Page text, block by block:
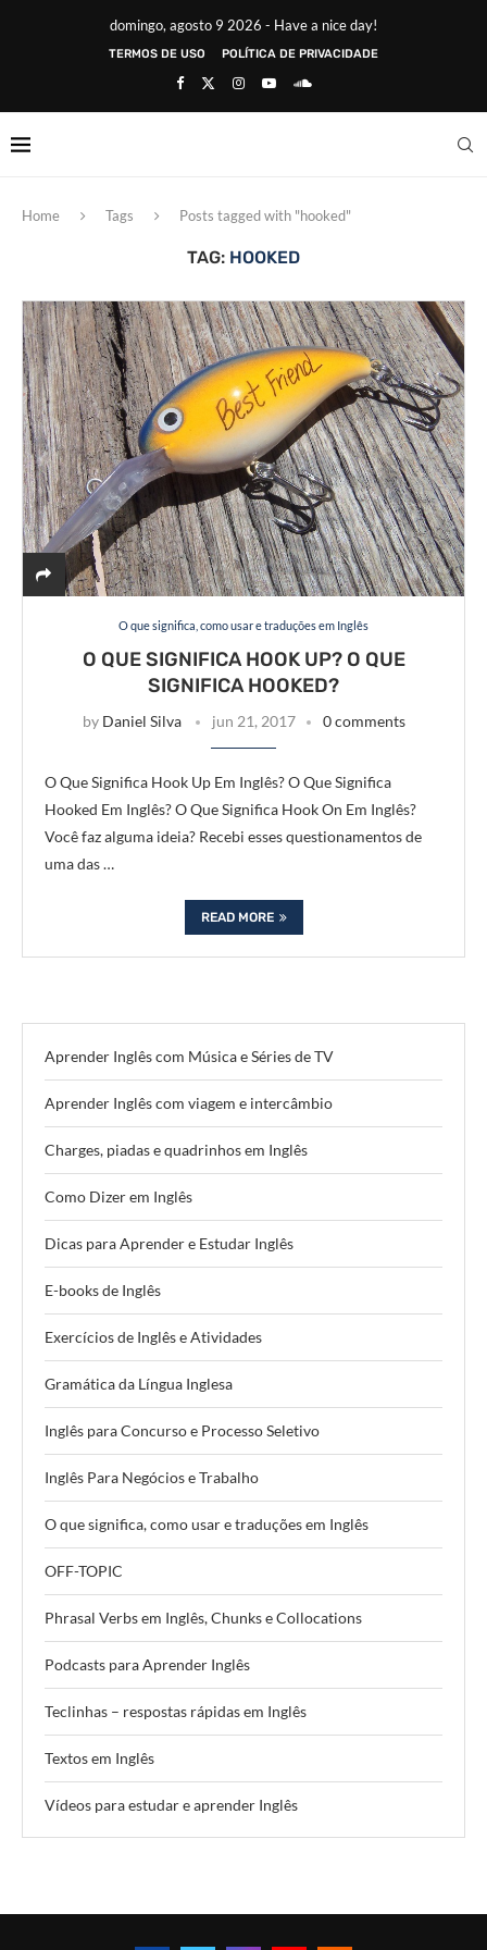
domingo, agosto 9 2026 - Have a nice day!
TERMOS DE USO POLÍTICA DE PRIVACIDADE
Home Tags Posts tagged with "hooked"
TAG: HOOKED
O que significa, como usar e traduções em Inglês
O QUE SIGNIFICA HOOK UP? O QUE
SIGNIFICA HOOKED?
by Daniel Silva jun 21, 2017 0 comments
O Que Significa Hook Up Em Inglês? O Que Significa
Hooked Em Inglês? O Que Significa Hook On Em Inglês?
Você faz alguma ideia? Recebi esses questionamentos de
uma das …
READ MORE
Aprender Inglês com Música e Séries de TV
Aprender Inglês com viagem e intercâmbio
Charges, piadas e quadrinhos em Inglês
Como Dizer em Inglês
Dicas para Aprender e Estudar Inglês
E-books de Inglês
Exercícios de Inglês e Atividades
Gramática da Língua Inglesa
Inglês para Concurso e Processo Seletivo
Inglês Para Negócios e Trabalho
O que significa, como usar e traduções em Inglês
OFF-TOPIC
Phrasal Verbs em Inglês, Chunks e Collocations
Podcasts para Aprender Inglês
Teclinhas – respostas rápidas em Inglês
Textos em Inglês
Vídeos para estudar e aprender Inglês